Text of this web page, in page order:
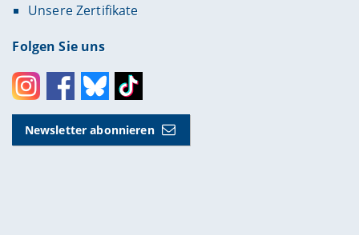
Unsere Zertifikate
Folgen Sie uns
InstagramFacebookBlueskyToktok
Newsletter abonnieren